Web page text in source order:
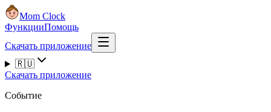
Mom Clock
ФункцииПомощь
Скачать приложение
🇷🇺
Скачать приложение
Событие